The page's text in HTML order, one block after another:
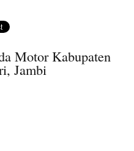
Motor Kabupaten
Jambi